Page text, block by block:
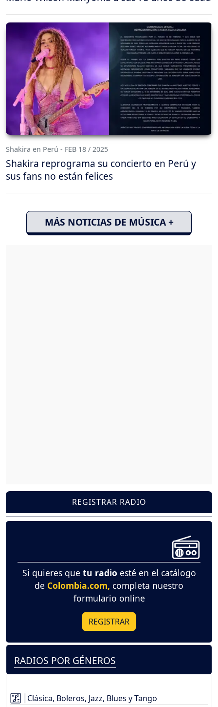
Shakira en Perú - FEB 18 / 2025
Shakira reprograma su concierto en Perú y
sus fans no están felices
MÁS NOTICIAS DE MÚSICA +
REGISTRAR RADIO
Si quieres que tu radio esté en el catálogo
de Colombia.com, completa nuestro
formulario online
REGISTRAR
RADIOS POR GÉNEROS
Clásica, Boleros, Jazz, Blues y Tango